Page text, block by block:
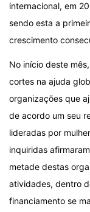
internacional, em
sendo esta a
crescimento
No início deste
cortes na ajuda
organizações que
de acordo um seu
lideradas por
inquiridas
metade destas
atividades, dentro
financiamento se